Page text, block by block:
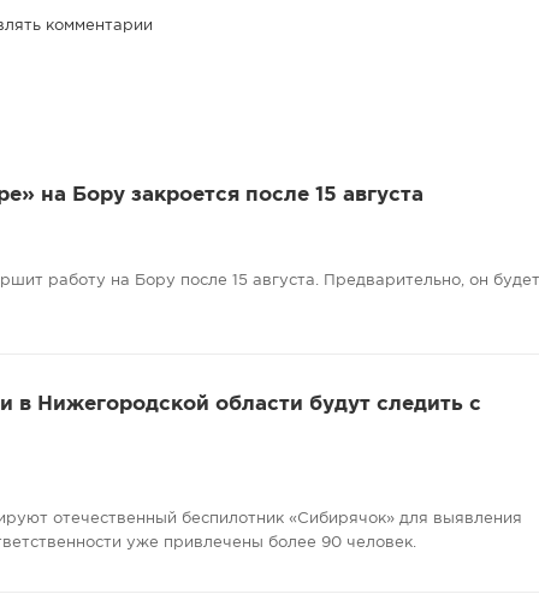
комментарии
на Бору закроется после 15 августа
работу на Бору после 15 августа. Предварительно, он
в Нижегородской области будут следить с
отечественный беспилотник «Сибирячок» для выявления
уже привлечены более 90 человек.